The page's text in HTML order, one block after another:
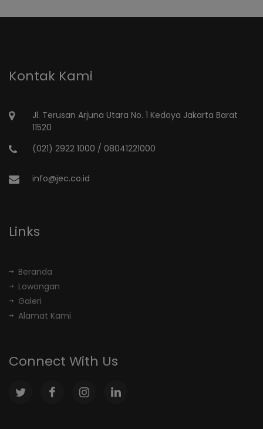
Kontak Kami
Jl. Terusan Arjuna Utara No. 1 Kedoya Jakarta Barat
11520
(021) 2922 1000 / 08041221000
info@jec.co.id
Links
Beranda
Lowongan
Galeri
Alamat Kami
Connect With Us